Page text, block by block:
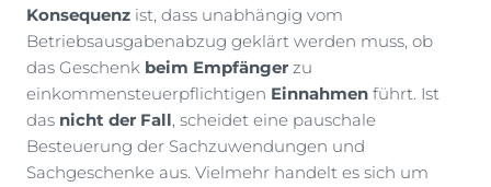
Konsequenz ist, dass unabhängig vom
Betriebsausgabenabzug geklärt werden muss, ob
das Geschenk beim Empfänger zu
einkommensteuerpflichtigen Einnahmen führt. Ist
das nicht der Fall, scheidet eine pauschale
Besteuerung der Sachzuwendungen und
Sachgeschenke aus. Vielmehr handelt es sich um